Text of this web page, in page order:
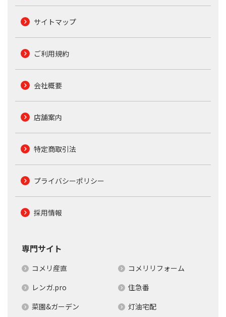
サイトマップ
ご利用規約
会社概要
店舗案内
特定商取引法
プライバシーポリシー
採用情報
専門サイト
コメリ産直
コメリリフォーム
レンガ.pro
住急番
菜園&ガーデン
灯油宅配